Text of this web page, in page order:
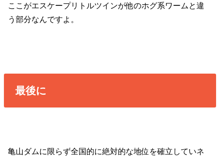
ここがエスケープリトルツインが他のホグ系ワームと違
う部分なんですよ。
最後に
亀山ダムに限らず全国的に絶対的な地位を確立していネ